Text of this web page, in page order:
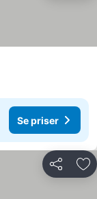
Se priser
Del